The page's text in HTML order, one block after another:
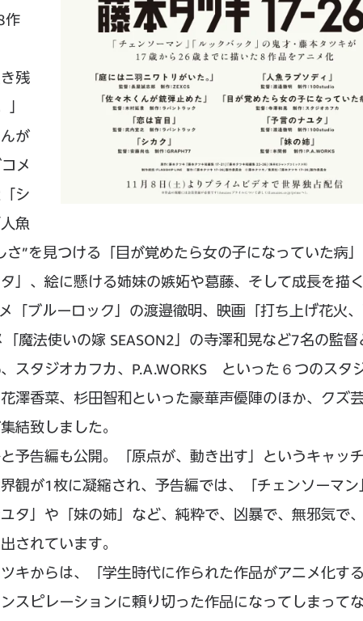
作
残
が
メ
シ
魚
”を見つける「目が覚めたら女の子になっていた病
」、絵に懸ける姉妹の嫉妬や葛藤、そして成長を描
「ブルーロック」の渡邉徹明、映画「打ち上げ花火
魔法使いの嫁 SEASON2」の寺澤和晃など7名の監督
スタジオカフカ、P.A.WORKS といった６つのスタ
澤香菜、杉田智和といった豪華声優陣のほか、クズ
結致しました。
予告編も公開。「原点が、動き出す」というキャッ
観が1枚に凝縮され、予告編では、「チェンソーマン
タ」や「妹の姉」など、純粋で、凶暴で、無邪気で
されています。
キからは、「学生時代に作られた作品がアニメ化す
スピレーションに頼り切った作品になってしまって